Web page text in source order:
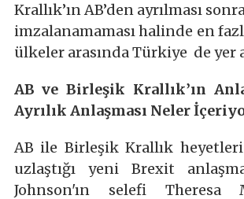
Krallık’ın AB’den ayrılması
imzalanamaması halinde en
ülkeler arasında Türkiye de yer
AB ve Birleşik Krallık’ın
Ayrılık Anlaşması Neler
AB ile Birleşik Krallık
uzlaştığı yeni Brexit
Johnson'ın selefi Theresa